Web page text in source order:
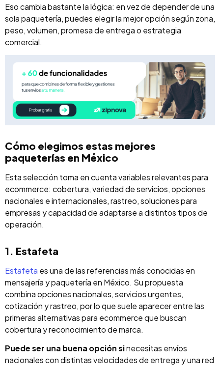
Eso cambia bastante la lógica: en vez de depender de una
sola paquetería, puedes elegir la mejor opción según zona,
peso, volumen, promesa de entrega o estrategia
comercial.
Cómo elegimos estas mejores
paqueterías en México
Esta selección toma en cuenta variables relevantes para
ecommerce: cobertura, variedad de servicios, opciones
nacionales e internacionales, rastreo, soluciones para
empresas y capacidad de adaptarse a distintos tipos de
operación.
1. Estafeta
Estafeta es una de las referencias más conocidas en
mensajería y paquetería en México. Su propuesta
combina opciones nacionales, servicios urgentes,
cotización y rastreo, por lo que suele aparecer entre las
primeras alternativas para ecommerce que buscan
cobertura y reconocimiento de marca.
Puede ser una buena opción sinecesitas envíos
nacionales con distintas velocidades de entrega y una red